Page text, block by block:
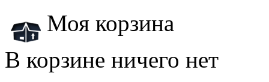
Моя корзина
В корзине ничего нет